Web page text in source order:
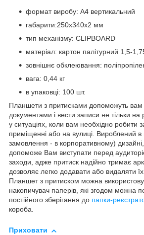
формат виробу: А4 вертикальний
габарити:250х340х2 мм
тип механізму: CLIPBOARD
матеріал: картон палітурний 1,5-
зовнішнє обклеювання:
вага: 0,44 кг
в упаковці: 100 шт.
Планшети з притисками допоможуть
документами і вести записи не тільки на
у ситуаціях, коли вам необхідно робити
приміщенні або на вулиці. Вироблений
замовлення - в корпоративному)
допоможе Вам виступати перед
заходи, адже притиск надійно тримає
дозволяє легко додавати або видаляти їх
Планшет з притиском можна
накопичувач паперів, які згодом можна
постійного зберігання до папки-
короба.
Приховати